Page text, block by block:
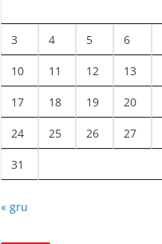
3 4 5 6
10 11 12 13
17 18 19 20
24 25 26 27
31
« gru